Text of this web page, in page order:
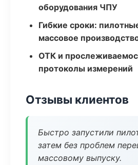
оборудования ЧПУ
Гибкие сроки:
массовое
ОТК и
протоколы измерений
Отзывы клиентов
Быстро запустили
затем без проблем
массовому выпуску.